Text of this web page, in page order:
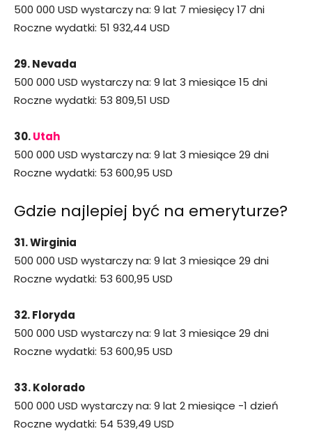
500 000 USD wystarczy na: 9 lat 7 miesięcy 17 dni
Roczne wydatki: 51 932,44 USD
29. Nevada
500 000 USD wystarczy na: 9 lat 3 miesiące 15 dni
Roczne wydatki: 53 809,51 USD
30.Utah
500 000 USD wystarczy na: 9 lat 3 miesiące 29 dni
Roczne wydatki: 53 600,95 USD
Gdzie najlepiej być na emeryturze?
31. Wirginia
500 000 USD wystarczy na: 9 lat 3 miesiące 29 dni
Roczne wydatki: 53 600,95 USD
32. Floryda
500 000 USD wystarczy na: 9 lat 3 miesiące 29 dni
Roczne wydatki: 53 600,95 USD
33. Kolorado
500 000 USD wystarczy na: 9 lat 2 miesiące -1 dzień
Roczne wydatki: 54 539,49 USD